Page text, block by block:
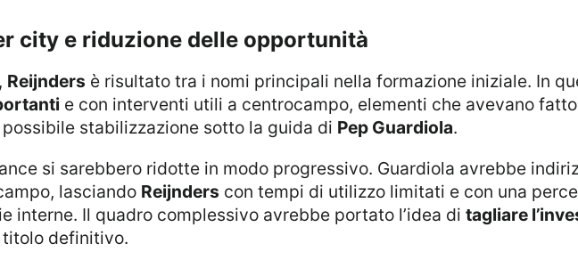
city e riduzione delle opportunità
Reijnders è risultato tra i nomi principali nella formazione iniziale. In
e con interventi utili a centrocampo, elementi che avevano
stabilizzazione sotto la guida di Pep Guardiola.
lasciando Reijnders con tempi di utilizzo limitati e con una
interne. Il quadro complessivo avrebbe portato l’idea di tagliare
definitivo.